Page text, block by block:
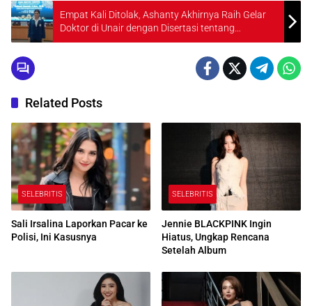
Empat Kali Ditolak, Ashanty Akhirnya Raih Gelar
Doktor di Unair dengan Disertasi tentang
Transformasi Digital Musik
Related Posts
SELEBRITIS
Sali Irsalina Laporkan Pacar ke
Polisi, Ini Kasusnya
SELEBRITIS
Jennie BLACKPINK Ingin
Hiatus, Ungkap Rencana
Setelah Album